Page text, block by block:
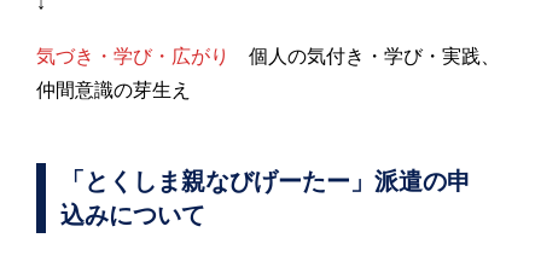
気づき・学び・広がり
個人の気付き・学び・実践、
仲間意識の芽生え
「とくしま親なびげーたー」派遣の申
込みについて